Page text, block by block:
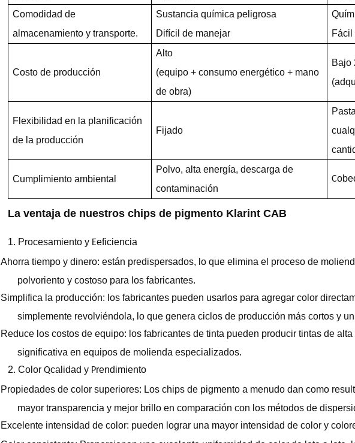
Comodidad de
almacenamiento y transporte.
Sustancia química peligrosa
Difícil de manejar
Fácil
Costo de producción
Alto
(equipo + consumo energético + mano
de obra)
Bajo
Flexibilidad en la planificación
de la producción
Fijado
Cumplimiento ambiental
Polvo, alta energía, descarga de
contaminación
C
La ventaja de nuestros chips de pigmento Klarint CAB
1. Procesamiento y Eeficiencia
Ahorra tiempo y dinero: están predispersados, lo que elimina el proceso de
polvoriento y costoso para los fabricantes.
Simplifica la producción: los fabricantes pueden usarlos para agregar color
simplemente revolviéndola, lo que genera ciclos de producción más cortos y
Reduce los costos de equipo: los fabricantes de tinta pueden producir tintas de
significativa en equipos de molienda especializados.
2. Color Qcalidad y Prendimiento
Propiedades de color superiores: Los chips de pigmento a menudo dan como
mayor transparencia y mejor brillo en comparación con los métodos de
Excelente intensidad de color: pueden lograr una mayor intensidad de color y